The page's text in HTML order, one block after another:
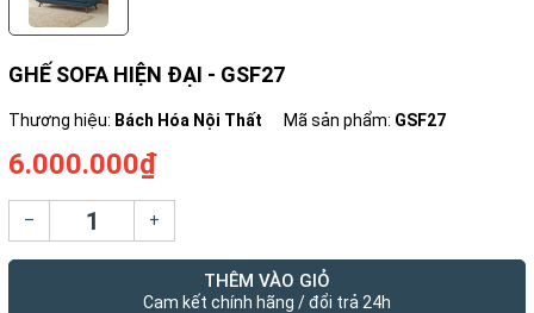
GHẾ SOFA HIỆN ĐẠI - GSF27
Thương hiệu: Bách Hóa Nội Thất Mã sản phẩm: GSF27
6.000.000₫
– +
THÊM VÀO GIỎ
Cam kết chính hãng / đổi trả 24h